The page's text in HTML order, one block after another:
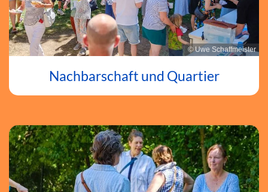
© Uwe Schaffmeister
Nachbarschaft und Quartier